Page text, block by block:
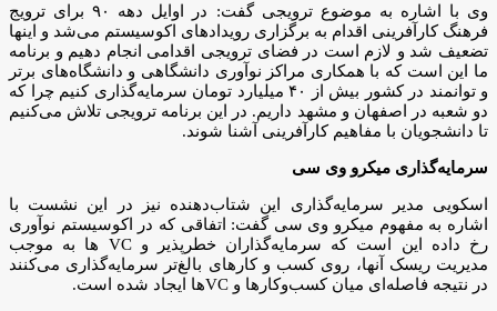
وی با اشاره به موضوع ترویجی گفت: در اوایل دهه ۹۰ برای ترویج
فرهنگ کارآفرینی اقدام به برگزاری رویدادهای اکوسیستم می‌شد و اینها
تضعیف شد و لازم است در فضای ترویجی اقدامی انجام دهیم و برنامه
ما این است که با همکاری مراکز نوآوری دانشگاهی و دانشگاه‌های برتر
و توانمند در کشور بیش از ۴۰ میلیارد تومان سرمایه‌گذاری کنیم چرا که
دو شعبه در اصفهان و مشهد داریم. در این برنامه ترویجی تلاش می‌کنیم
تا دانشجویان با مفاهیم کارآفرینی آشنا شوند.
سرمایه‌گذاری میکرو وی سی
اسکویی مدیر سرمایه‌گذاری این شتاب‌دهنده نیز در این نشست با
اشاره به مفهوم میکرو وی سی گفت: اتفاقی که در اکوسیستم نوآوری
رخ داده این است که سرمایه‌گذاران خطرپذیر و VC ها به موجب
مدیریت ریسک آنها، روی کسب و کارهای بالغ‌تر سرمایه‌گذاری می‌کنند
در نتیجه فاصله‌ای میان کسب‌وکارها و VCها ایجاد شده است.